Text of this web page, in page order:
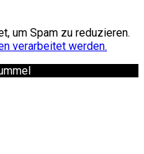
um Spam zu reduzieren.
verarbeitet werden.